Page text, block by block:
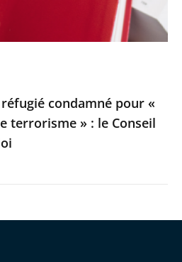
condamné pour «
terrorisme » : le Conseil